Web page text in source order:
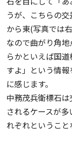
うが、こちらの
から東(写真では
なので曲がり角
らかといえば国
すよ」という情
に感じます。
中務茂兵衛標石
されるケースが
れぞれということ